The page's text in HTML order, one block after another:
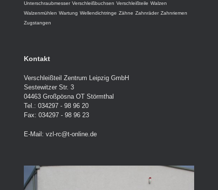
Unterschraubmesser Verschleißbuchsen Verschleißteile Walzen
Walzenmühlen Wartung Wellendichtringe Zähne Zahnräder Zahnriemen
Zugstangen
Kontakt
Verschleißteil Zentrum Leipzig GmbH
Sestewitzer Str. 3
04463 Großpösna OT Störmthal
Tel.: 034297 - 98 96 20
Fax: 034297 - 98 96 23
E-Mail: vzl-rc@t-online.de